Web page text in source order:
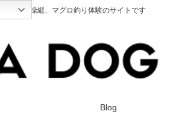
ボート操縦、マグロ釣り体験のサイトです
Blog